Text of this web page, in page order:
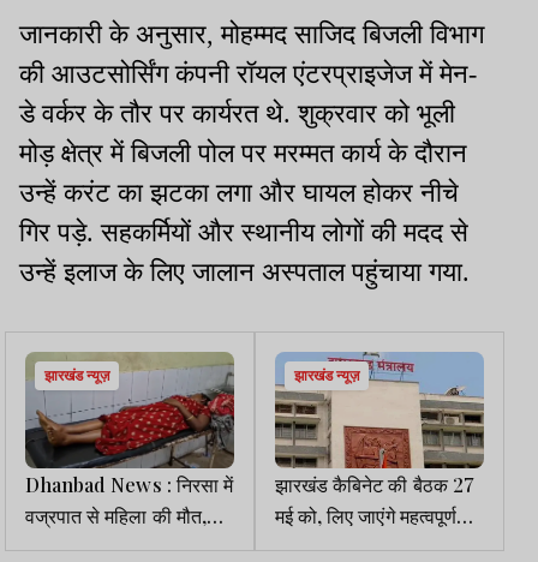
जानकारी के अनुसार, मोहम्मद साजिद बिजली विभाग
की आउटसोर्सिंग कंपनी रॉयल एंटरप्राइजेज में मेन-
डे वर्कर के तौर पर कार्यरत थे. शुक्रवार को भूली
मोड़ क्षेत्र में बिजली पोल पर मरम्मत कार्य के दौरान
उन्हें करंट का झटका लगा और घायल होकर नीचे
गिर पड़े. सहकर्मियों और स्थानीय लोगों की मदद से
उन्हें इलाज के लिए जालान अस्पताल पहुंचाया गया.
झारखंड न्यूज़
Dhanbad News : निरसा में
वज्रपात से महिला की मौत,
बकरी चराने गई थी
झारखंड न्यूज़
झारखंड कैबिनेट की बैठक 27
मई को, लिए जाएंगे महत्वपूर्ण
निर्णय